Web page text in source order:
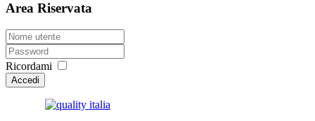
Area Riservata
Ricordami
Accedi